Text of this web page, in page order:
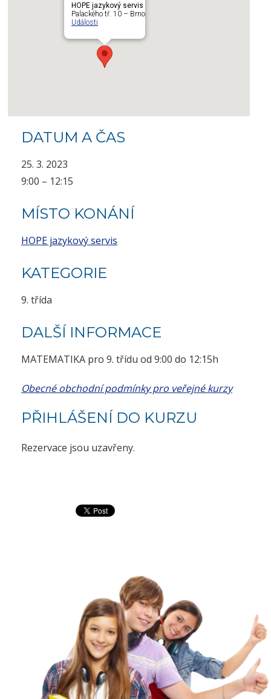
HOPE jazykový servis
Palackého tř. 10 – Brno
Události
DATUM A ČAS
25. 3. 2023
9:00 – 12:15
MÍSTO KONÁNÍ
HOPE jazykový servis
KATEGORIE
9. třída
DALŠÍ INFORMACE
MATEMATIKA pro 9. třídu od 9:00 do 12:15h
Obecné obchodní podmínky pro veřejné kurzy
PŘIHLÁŠENÍ DO KURZU
Rezervace jsou uzavřeny.